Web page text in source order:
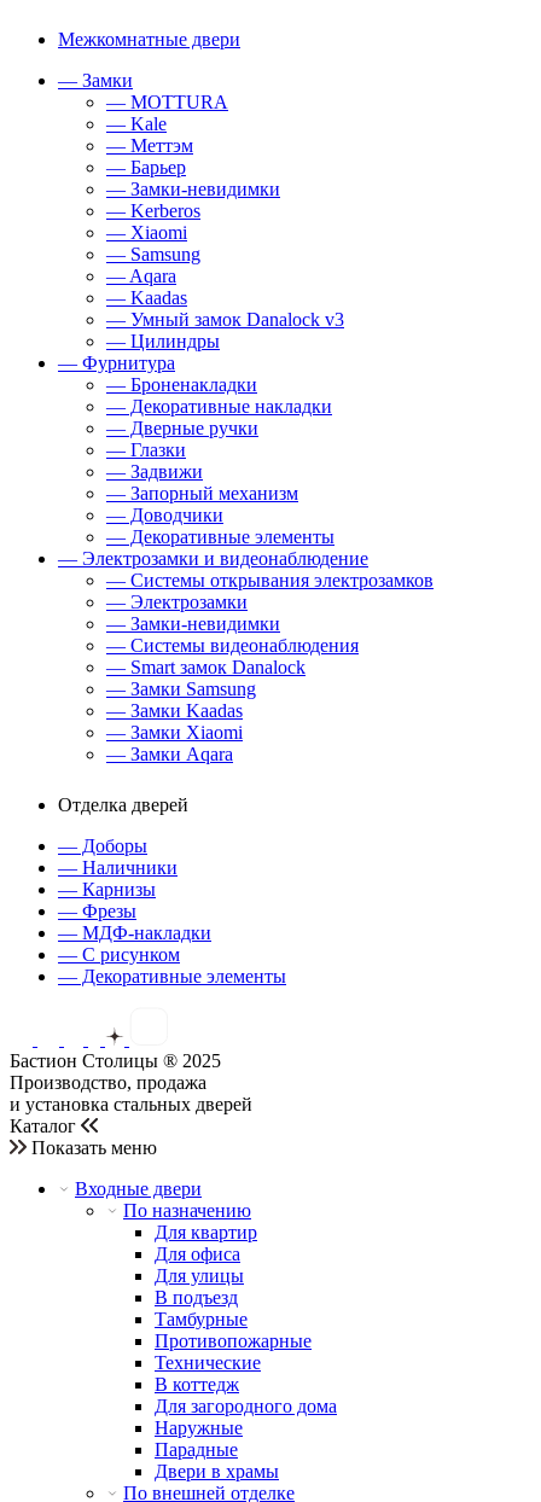
Межкомнатные двери
— Замки
— MOTTURA
— Kale
— Меттэм
— Барьер
— Замки-невидимки
— Kerberos
— Xiaomi
— Samsung
— Aqara
— Kaadas
— Умный замок Danalock v3
— Цилиндры
— Фурнитура
— Броненакладки
— Декоративные накладки
— Дверные ручки
— Глазки
— Задвижи
— Запорный механизм
— Доводчики
— Декоративные элементы
— Электрозамки и видеонаблюдение
— Системы открывания электрозамков
— Электрозамки
— Замки-невидимки
— Системы видеонаблюдения
— Smart замок Danalock
— Замки Samsung
— Замки Kaadas
— Замки Xiaomi
— Замки Aqara
Отделка дверей
— Доборы
— Наличники
— Карнизы
— Фрезы
— МДФ-накладки
— С рисунком
— Декоративные элементы
Бастион Столицы ® 2025
Производство, продажа
и установка стальных дверей
Каталог
Показать меню
Входные двери
По назначению
Для квартир
Для офиса
Для улицы
В подъезд
Тамбурные
Противопожарные
Технические
В коттедж
Для загородного дома
Наружные
Парадные
Двери в храмы
По внешней отделке